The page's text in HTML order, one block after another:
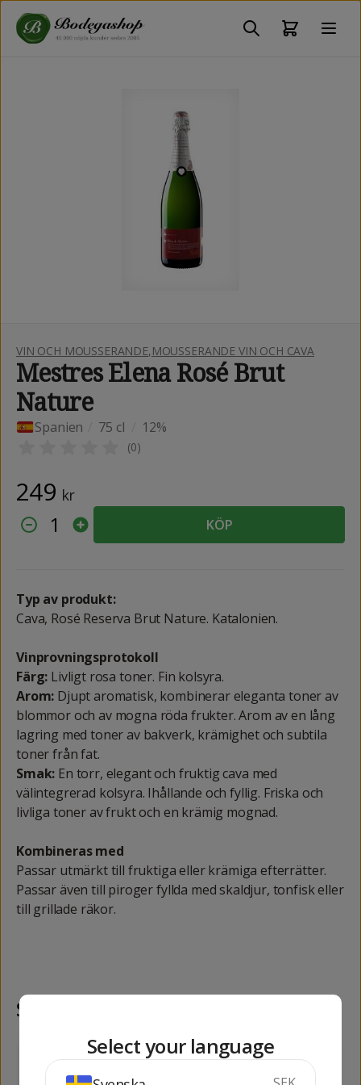
VIN OCH MOUSSERANDE,MOUSSERANDE VIN OCH CAVA
Mestres Elena Rosé Brut
Nature
Spanien 75 cl 12%
(0)
249 kr
1 KÖP
Typ av produkt:
Cava, Rosé Reserva Brut Nature. Katalonien.
Vinprovningsprotokoll
Färg: Livligt rosa toner. Fin kolsyra.
Arom: Djupt aromatisk, kombinerar eleganta toner av
blommor och av mogna röda frukter. Arom av en lång
lagring med toner av bakverk, krämighet och subtila
toner från fat.
Smak: En torr, elegant och fruktig cava med
välintegrerad kolsyra. Ihållande och fyllig. Friska och
livliga toner av frukt och en krämig mognad.
Kombineras med
Passar utmärkt till fruktiga eller krämiga efterrätter.
Passar även till piroger fyllda med skaldjur, tonfisk eller
till grillade räkor.
Samma kategori
73kr 84
Select your language